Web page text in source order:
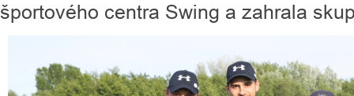
športového centra Swing a zahrala